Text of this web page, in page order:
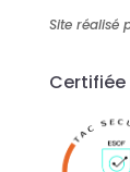
Site réalisé